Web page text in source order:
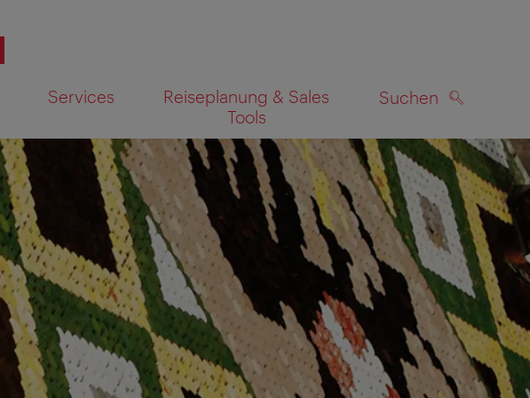
Services
Reiseplanung & Sales
Tools
Suchen
auf Karte anzeigen SUCHEN